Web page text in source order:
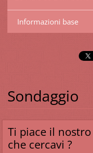
Informazioni base
Sondaggio
Ti piace il
che cercavi ?